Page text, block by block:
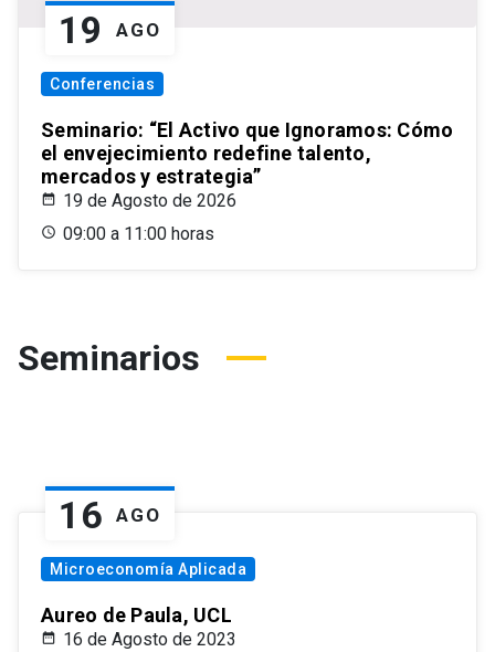
19 AGO
Conferencias
Seminario: “El Activo que Ignoramos: Cómo
el envejecimiento redefine talento,
mercados y estrategia”
19 de Agosto de 2026
09:00 a 11:00 horas
Seminarios
16 AGO
Microeconomía Aplicada
Aureo de Paula, UCL
16 de Agosto de 2023